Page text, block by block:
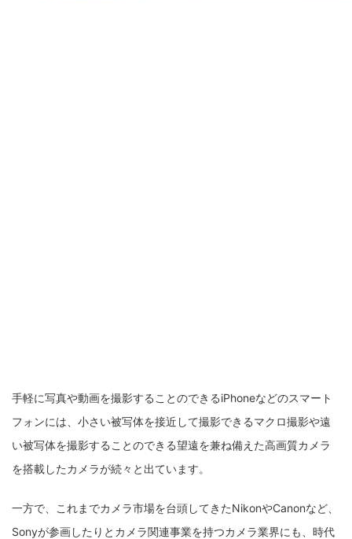
手軽に写真や動画を撮影することのできるiPhoneなどのスマート
フォンには、小さい被写体を接近して撮影できるマクロ撮影や遠
い被写体を撮影することのできる望遠を兼ね備えた高画質カメラ
を搭載したカメラが続々と出ています。
一方で、これまでカメラ市場を台頭してきたNikonやCanonなど、
Sonyが参画したりとカメラ関連事業を持つカメラ業界にも、時代